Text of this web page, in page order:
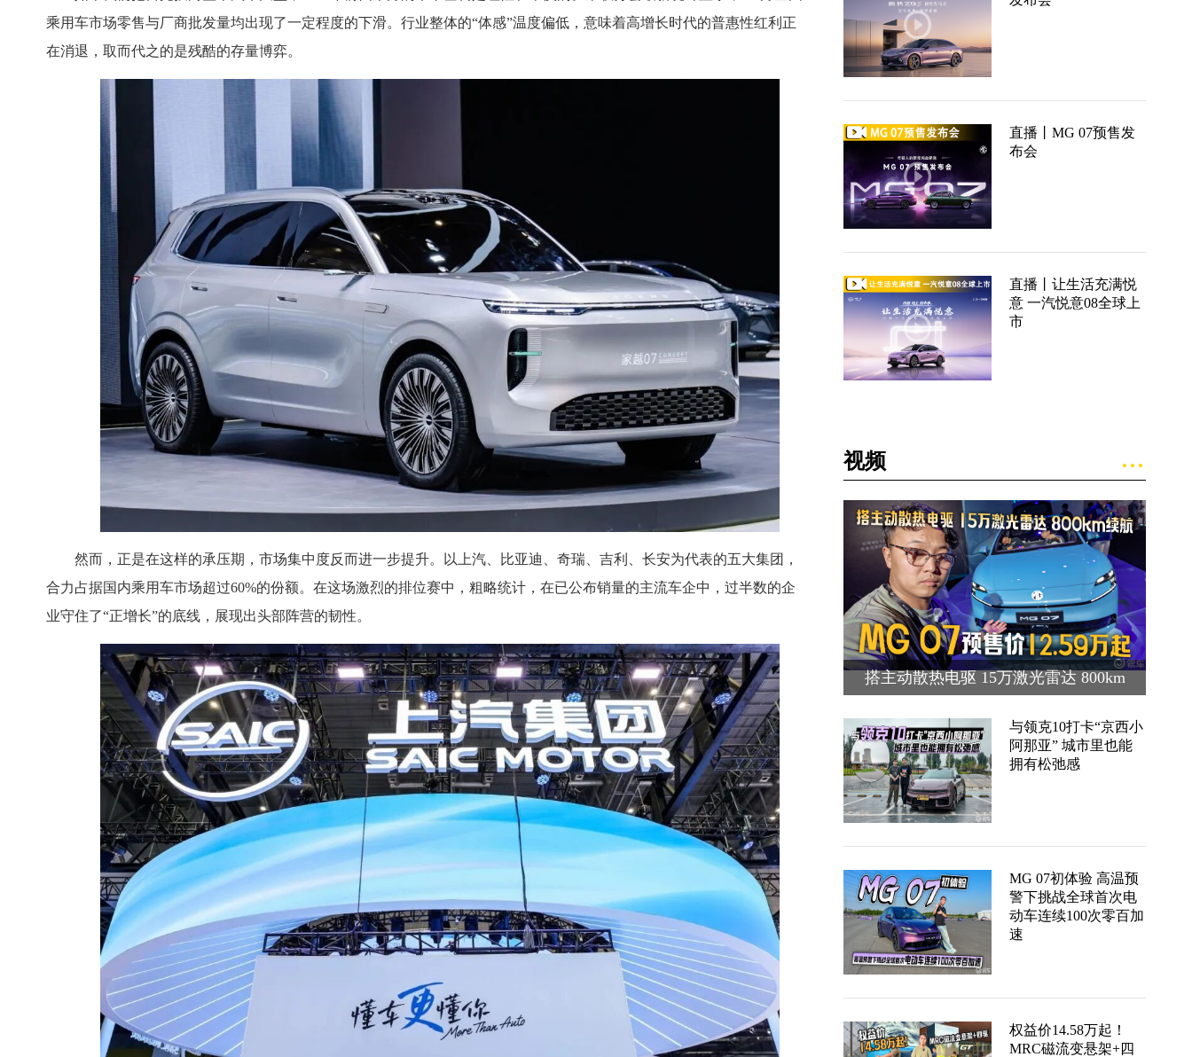
乘用车市场零售与厂商批发量均出现了一定程度的下滑。行业整体的“体感”温度偏低，意味着高增长时代的普惠性红利正
在消退，取而代之的是残酷的存量博弈。
然而，正是在这样的承压期，市场集中度反而进一步提升。以上汽、比亚迪、奇瑞、吉利、长安为代表的五大集团，
合力占据国内乘用车市场超过60%的份额。在这场激烈的排位赛中，粗略统计，在已公布销量的主流车企中，过半数的企
业守住了“正增长”的底线，展现出头部阵营的韧性。
直播丨MG 07预售发
布会
直播丨让生活充满悦
意 一汽悦意08全球上
市
视频
搭主动散热电驱 15万激光雷达 800km
与领克10打卡“京西小
阿那亚” 城市里也能
拥有松弛感
MG 07初体验 高温预
警下挑战全球首次电
动车连续100次零百加
速
权益价14.58万起！
MRC磁流变悬架+四